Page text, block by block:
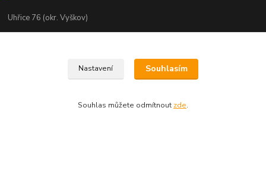
Uhřice 76 (okr. Vyškov)
České Budějovice, U Černé věže 71/4
Uherské Hradiště, Mariánské náměstí 200
Nastavení Souhlasím
Souhlas můžete odmítnout zde.